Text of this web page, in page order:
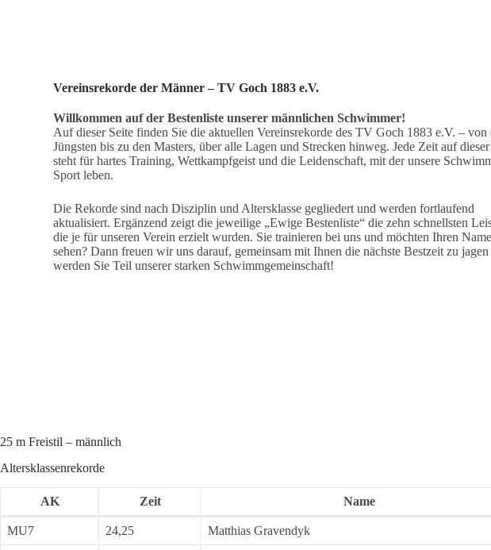
Vereinsrekorde der Männer – TV Goch 1883 e.V.
Willkommen auf der Bestenliste unserer männlichen Schwimmer!
Auf dieser Seite finden Sie die aktuellen Vereinsrekorde des TV Goch 1883 e.V. – von
Jüngsten bis zu den Masters, über alle Lagen und Strecken hinweg. Jede Zeit auf
steht für hartes Training, Wettkampfgeist und die Leidenschaft, mit der unsere
Sport leben.
Die Rekorde sind nach Disziplin und Altersklasse gegliedert und werden fortlaufend
aktualisiert. Ergänzend zeigt die jeweilige „Ewige Bestenliste“ die zehn schnellsten
die je für unseren Verein erzielt wurden. Sie trainieren bei uns und möchten Ihren
sehen? Dann freuen wir uns darauf, gemeinsam mit Ihnen die nächste Bestzeit zu jagen
werden Sie Teil unserer starken Schwimmgemeinschaft!
25 m Freistil – männlich
Altersklassenrekorde
AK Zeit Name
MU7 24,25 Matthias Gravendyk